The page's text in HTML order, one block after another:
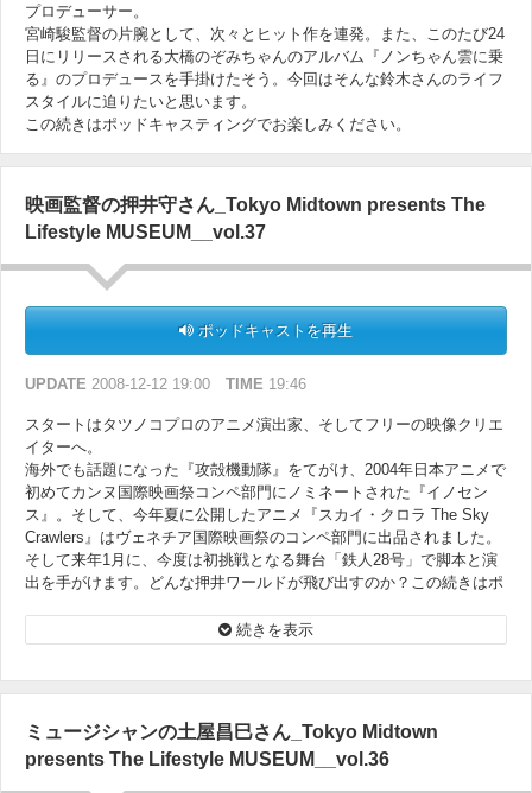
プロデューサー。
宮崎駿監督の片腕として、次々とヒット作を連発。また、このたび24
日にリリースされる大橋のぞみちゃんのアルバム『ノンちゃん雲に乗
る』のプロデュースを手掛けたそう。今回はそんな鈴木さんのライフ
スタイルに迫りたいと思います。
この続きはポッドキャスティングでお楽しみください。
映画監督の押井守さん_Tokyo Midtown presents The
Lifestyle MUSEUM__vol.37
ポッドキャストを再生
UPDATE 2008-12-12 19:00 TIME 19:46
スタートはタツノコプロのアニメ演出家、そしてフリーの映像クリエ
イターへ。
海外でも話題になった『攻殻機動隊』をてがけ、2004年日本アニメで
初めてカンヌ国際映画祭コンペ部門にノミネートされた『イノセン
ス』。そして、今年夏に公開したアニメ『スカイ・クロラ The Sky
Crawlers』はヴェネチア国際映画祭のコンペ部門に出品されました。
そして来年1月に、今度は初挑戦となる舞台「鉄人28号」で脚本と演
出を手がけます。どんな押井ワールドが飛び出すのか？この続きはポ
続きを表示
ミュージシャンの土屋昌巳さん_Tokyo Midtown
presents The Lifestyle MUSEUM__vol.36